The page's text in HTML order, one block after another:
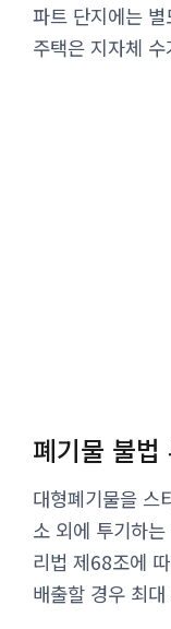
파트 단지에는
주택은 지자체
폐기물 불법
대형폐기물을 스
소 외에 투기하
리법 제68조에
배출할 경우 최